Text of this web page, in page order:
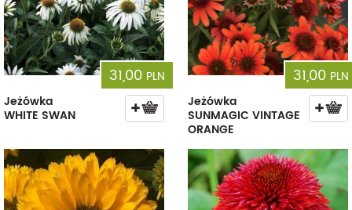
31,00 PLN
Jeżówka
WHITE SWAN
31,00 PLN
Jeżówka
SUNMAGIC VINTAGE
ORANGE